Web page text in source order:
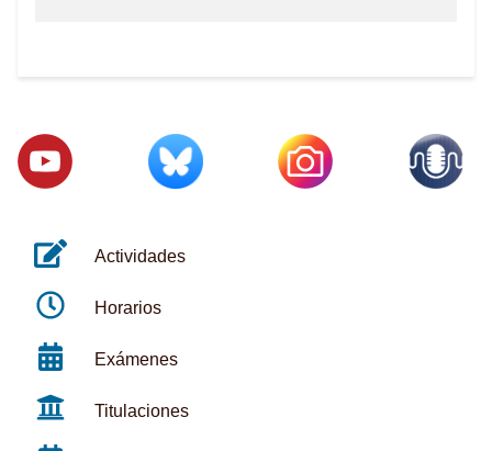
Actividades
Horarios
Exámenes
Titulaciones